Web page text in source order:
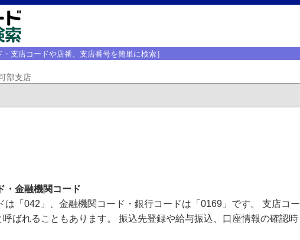
支店コードや店番、支店番号を簡単に検索］
部支店
・金融機関コード
は「042」、金融機関コード・銀行コードは「0169」です。 支店コー
呼ばれることもあります。 振込先登録や給与振込、口座情報の確認時